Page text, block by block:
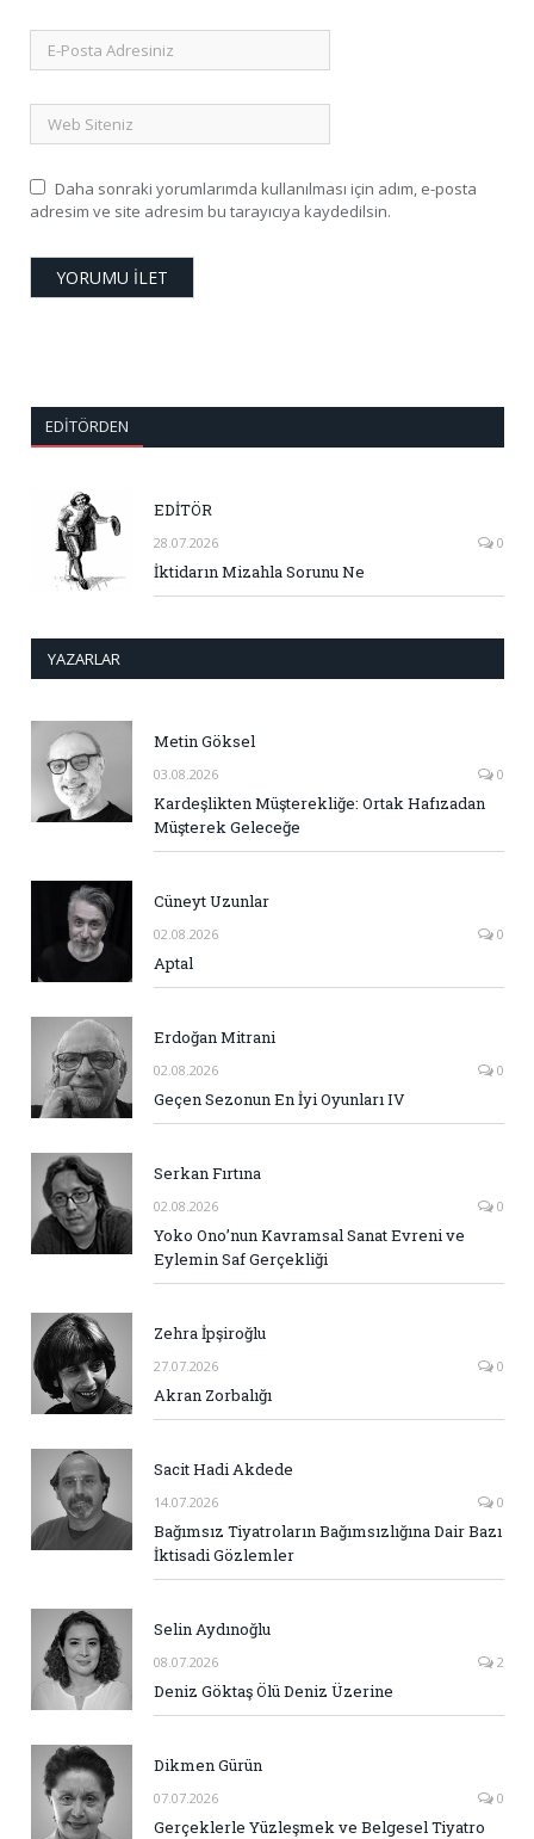
Daha sonraki yorumlarımda kullanılması için adım, e-posta
adresim ve site adresim bu tarayıcıya kaydedilsin.
EDITÖRDEN
EDİTÖR
28.07.2026 0
İktidarın Mizahla Sorunu Ne
YAZARLAR
Metin Göksel
03.08.2026 0
Kardeşlikten Müşterekliğe: Ortak Hafızadan
Müşterek Geleceğe
Cüneyt Uzunlar
02.08.2026 0
Aptal
Erdoğan Mitrani
02.08.2026 0
Geçen Sezonun En İyi Oyunları IV
Serkan Fırtına
02.08.2026 0
Yoko Ono’nun Kavramsal Sanat Evreni ve
Eylemin Saf Gerçekliği
Zehra İpşiroğlu
27.07.2026 0
Akran Zorbalığı
Sacit Hadi Akdede
14.07.2026 0
Bağımsız Tiyatroların Bağımsızlığına Dair Bazı
İktisadi Gözlemler
Selin Aydınoğlu
08.07.2026 2
Deniz Göktaş Ölü Deniz Üzerine
Dikmen Gürün
07.07.2026 0
Gerçeklerle Yüzleşmek ve Belgesel Tiyatro